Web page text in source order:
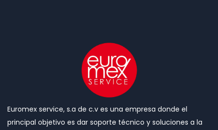
Euromex service, s.a de c.v es una empresa donde el
principal objetivo es dar soporte técnico y soluciones a la